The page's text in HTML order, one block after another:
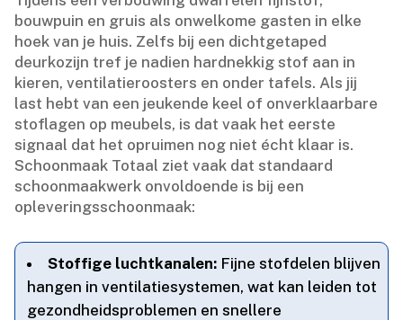
bouwpuin en gruis als onwelkome gasten in elke
hoek van je huis.​ Zelfs bij een dichtgetaped
deurkozijn tref je nadien hardnekkig stof aan in
kieren, ventilatieroosters en onder tafels.​ Als jij
last hebt van een jeukende keel of onverklaarbare
stoflagen op meubels, is dat vaak het eerste
signaal dat het opruimen nog niet écht klaar is.​
Schoonmaak Totaal ziet vaak dat standaard
schoonmaakwerk onvoldoende is bij een
opleveringsschoonmaak:
Stoffige luchtkanalen: Fijne stofdelen blijven
hangen in ventilatiesystemen, wat kan leiden tot
gezondheidsproblemen en snellere